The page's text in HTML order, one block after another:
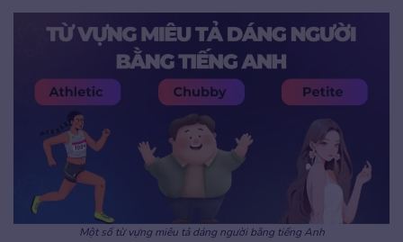
Một số từ vựng miêu tả dáng người bằng tiếng Anh